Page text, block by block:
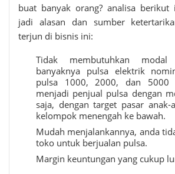
buat banyak orang? analisa
jadi alasan dan sumber
terjun di bisnis ini:
Tidak membutuhkan modal
banyaknya pulsa elektrik
pulsa 1000, 2000, dan 5000
menjadi penjual pulsa dengan
saja, dengan target pasar anak-
kelompok menengah ke bawah.
Mudah menjalankannya, anda
toko untuk berjualan pulsa.
Margin keuntungan yang cukup